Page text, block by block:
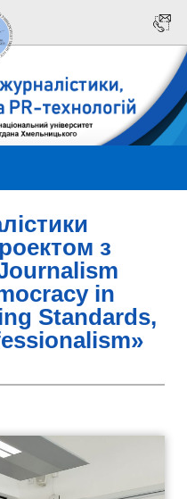
з
in
Standards,